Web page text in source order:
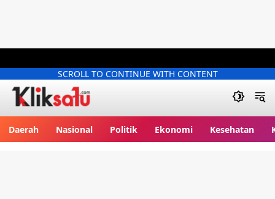
SCROLL TO CONTINUE WITH CONTENT
Daerah Nasional Politik Ekonomi Kesehatan